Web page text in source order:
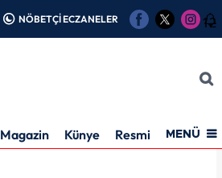
NÖBETÇİ ECZANELER 12
Magazin Künye Resmi İlanMENÜ